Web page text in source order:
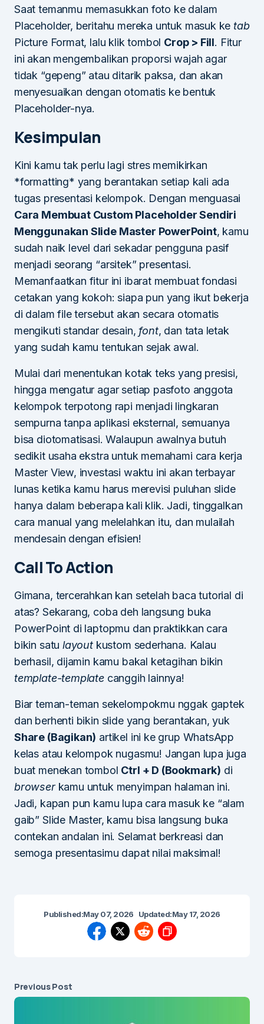
Saat temanmu memasukkan foto ke dalam
Placeholder, beritahu mereka untuk masuk ke tab
Picture Format, lalu klik tombol Crop > Fill. Fitur
ini akan mengembalikan proporsi wajah agar
tidak “gepeng” atau ditarik paksa, dan akan
menyesuaikan dengan otomatis ke bentuk
Placeholder-nya.
Kesimpulan
Kini kamu tak perlu lagi stres memikirkan
*formatting* yang berantakan setiap kali ada
tugas presentasi kelompok. Dengan menguasai
Cara Membuat Custom Placeholder Sendiri
Menggunakan Slide Master PowerPoint, kamu
sudah naik level dari sekadar pengguna pasif
menjadi seorang “arsitek” presentasi.
Memanfaatkan fitur ini ibarat membuat fondasi
cetakan yang kokoh: siapa pun yang ikut bekerja
di dalam file tersebut akan secara otomatis
mengikuti standar desain, font, dan tata letak
yang sudah kamu tentukan sejak awal.
Mulai dari menentukan kotak teks yang presisi,
hingga mengatur agar setiap pasfoto anggota
kelompok terpotong rapi menjadi lingkaran
sempurna tanpa aplikasi eksternal, semuanya
bisa diotomatisasi. Walaupun awalnya butuh
sedikit usaha ekstra untuk memahami cara kerja
Master View, investasi waktu ini akan terbayar
lunas ketika kamu harus merevisi puluhan slide
hanya dalam beberapa kali klik. Jadi, tinggalkan
cara manual yang melelahkan itu, dan mulailah
mendesain dengan efisien!
Call To Action
Gimana, tercerahkan kan setelah baca tutorial di
atas? Sekarang, coba deh langsung buka
PowerPoint di laptopmu dan praktikkan cara
bikin satulayoutkustom sederhana. Kalau
berhasil, dijamin kamu bakal ketagihan bikin
template-templatecanggih lainnya!
Biar teman-teman sekelompokmu nggak gaptek
dan berhenti bikin slide yang berantakan, yuk
Share (Bagikan) artikel ini ke grup WhatsApp
kelas atau kelompok nugasmu! Jangan lupa juga
buat menekan tombol Ctrl + D (Bookmark) di
browserkamu untuk menyimpan halaman ini.
Jadi, kapan pun kamu lupa cara masuk ke “alam
gaib” Slide Master, kamu bisa langsung buka
contekan andalan ini. Selamat berkreasi dan
semoga presentasimu dapat nilai maksimal!
Published:May 07, 2026 Updated:May 17, 2026
Previous Post